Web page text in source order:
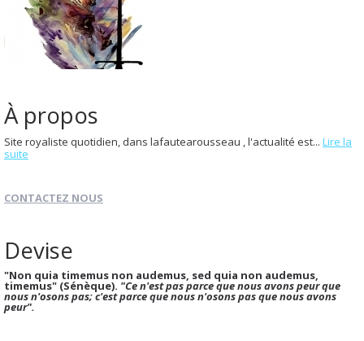
À propos
Site royaliste quotidien, dans lafautearousseau , l'actualité est... Lire la
suite
CONTACTEZ NOUS
Devise
"Non quia timemus non audemus, sed quia non audemus,
timemus" (Sénèque). "Ce n'est pas parce que nous avons peur que
nous n'osons pas; c'est parce que nous n'osons pas que nous avons
peur".